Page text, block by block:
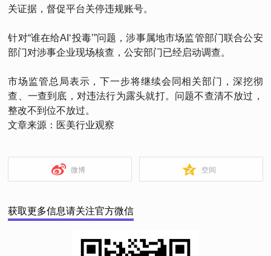
关证据，督促平台关停违规账号。
针对“谁在给AI‘投毒’”问题，涉事属地市场监管部门联合公安
部门对涉事企业现场核查，公安部门已经启动调查。
市场监管总局表示，下一步将继续会同相关部门，深挖彻
查、一查到底，对违法行为露头就打。问题不查清不放过，
整改不到位不放过。
文章来源：医美行业观察
微博 空间
获取更多信息请关注官方微信